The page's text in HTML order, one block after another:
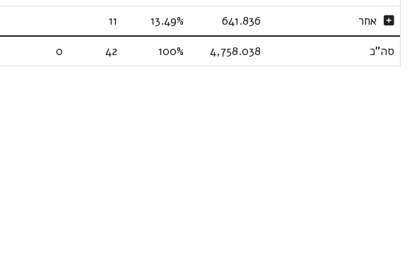
אחר
641.836
13.49%
11
סה"כ
4,758.038
100%
42
0